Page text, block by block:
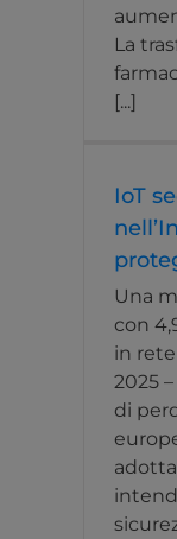
La
[...]
IoT
Una
con
in
2025
di